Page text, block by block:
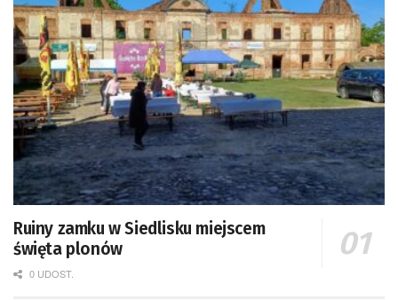
Ruiny zamku w Siedlisku miejscem
święta plonów
0 UDOST.